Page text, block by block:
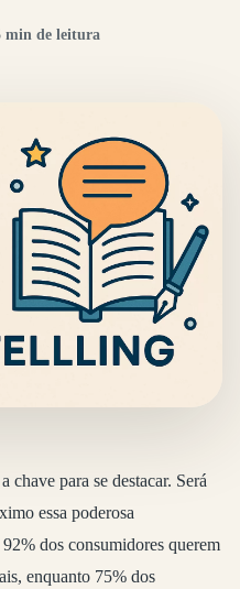
min de leitura
chave para se destacar. Será
essa poderosa
dos consumidores querem
enquanto 75% dos